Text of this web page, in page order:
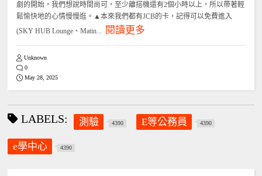
劇的開始，我們想說時間尚可，至少離搭機還有2個小時以上，所以帶著輕
鬆愉快地的心情慢慢逛。▲本來我們都有JCB的卡，記得可以免費進入
(SKY HUB Lounge、Matin...
閱讀更多
Unknown
0
May 28, 2025
LABELS: 測驗 4390 E等公務員 4390
e學中心 4390